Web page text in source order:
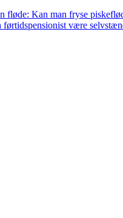
fløde: Kan man fryse
førtidspensionist være